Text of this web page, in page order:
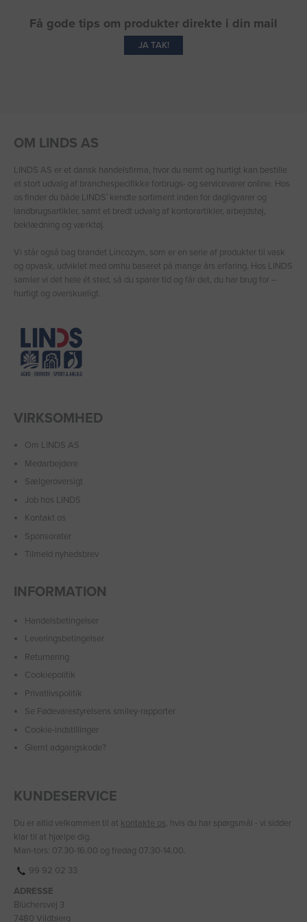
Få gode tips om produkter direkte i din mail
JA TAK!
OM LINDS AS
LINDS AS er et dansk handelsfirma, hvor du nemt og hurtigt kan bestille
et stort udvalg af branchespecifikke forbrugs- og servicevarer online. Hos
os finder du både LINDS′ kendte sortiment inden for dagligvarer og
landbrugsartikler, samt et bredt udvalg af kontorartikler, arbejdstøj,
beklædning og værktøj.
Vi står også bag brandet Lincozym, som er en serie af produkter til vask
og opvask, udviklet med omhu baseret på mange års erfaring. Hos LINDS
samler vi det hele ét sted, så du sparer tid og får det, du har brug for –
hurtigt og overskueligt.
VIRKSOMHED
Om LINDS AS
Medarbejdere
Sælgeroversigt
Job hos LINDS
Kontakt os
Sponsorater
Tilmeld nyhedsbrev
INFORMATION
Handelsbetingelser
Leveringsbetingelser
Returnering
Cookiepolitik
Privatlivspolitik
Se Fødevarestyrelsens smiley-rapporter
Cookie-indstillinger
Glemt adgangskode?
KUNDESERVICE
Du er altid velkommen til at kontakte os, hvis du har spørgsmål - vi sidder
klar til at hjælpe dig.
Man-tors: 07.30-16.00 og fredag 07.30-14.00.
99 92 02 33
ADRESSE
Blüchersvej 3
7480 Vildbjerg